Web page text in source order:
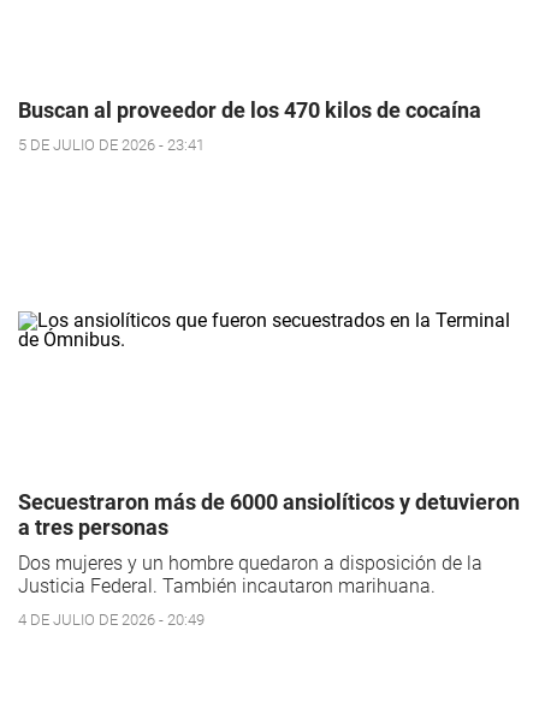
Buscan al proveedor de los 470 kilos de cocaína
5 DE JULIO DE 2026 - 23:41
Secuestraron más de 6000 ansiolíticos y detuvieron
a tres personas
Dos mujeres y un hombre quedaron a disposición de la
Justicia Federal. También incautaron marihuana.
4 DE JULIO DE 2026 - 20:49